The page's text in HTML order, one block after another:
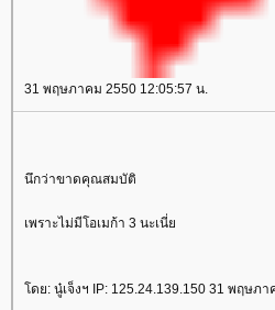
31 พฤษภาคม 2550 12:05:57 น.
นึกว่าขาดคุณสมบัติ
เพราะไม่มีโอเมก้า 3 นะเนี่
ดย: นู๋เจ็งฯ IP: 125.24.139.150 31 พฤษภา